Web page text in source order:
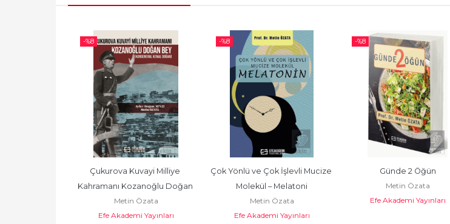
-%8
Çukurova Kuvayi Milliye
Kahramanı Kozanoğlu Doğan
Bey (Korgeneral Kemal...
Metin Özata
Efe Akademi Yayınları
-%8
Çok Yönlü ve Çok İşlevli Mucize
Molekül – Melatoni
Metin Özata
Efe Akademi Yayınları
-%8
Günde 2 Öğün
Metin Özata
Efe Akademi Yayınları